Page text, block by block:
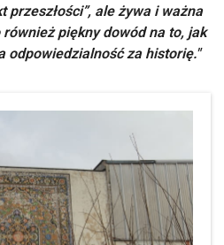
przeszłości”, ale żywa i ważna
piękny dowód na to, jak
odpowiedzialność za historię."